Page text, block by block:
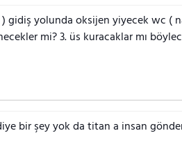
) gidiş yolunda oksijen yiyecek wc (
mi? 3. üs kuracaklar mı
bir şey yok da titan a insan